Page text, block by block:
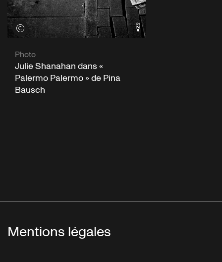
Voir les crédits
Photo
Julie Shanahan dans «
Palermo Palermo » de Pina
Bausch
Mentions légales